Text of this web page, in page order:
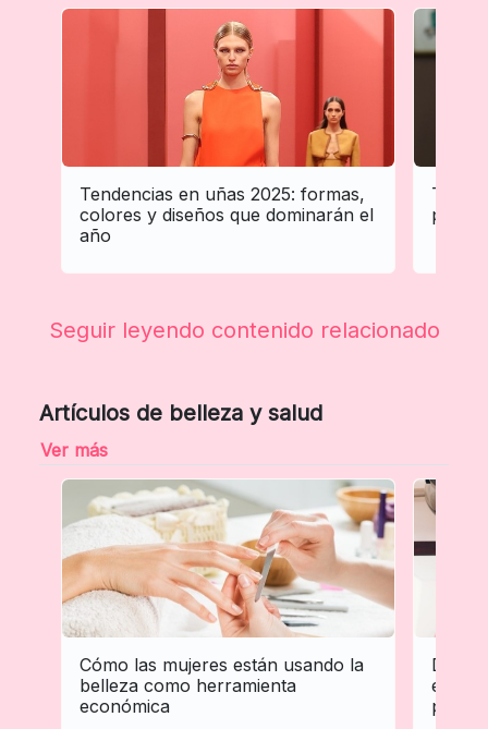
Tendencias en uñas 2025: formas,
colores y diseños que dominarán el
año
Seguir leyendo contenido relacionado
Artículos de belleza y salud
Ver más
Cómo las mujeres están usando la
belleza como herramienta
económica
De